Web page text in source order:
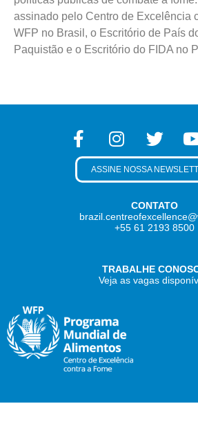
assinado pelo Centro de Excelência
WFP no Brasil, o Escritório de País
Paquistão e o Escritório do FIDA no
CONTATO
+55 61 2193 8500
TRABALHE
Veja as vagas
ASSINE NOSSA